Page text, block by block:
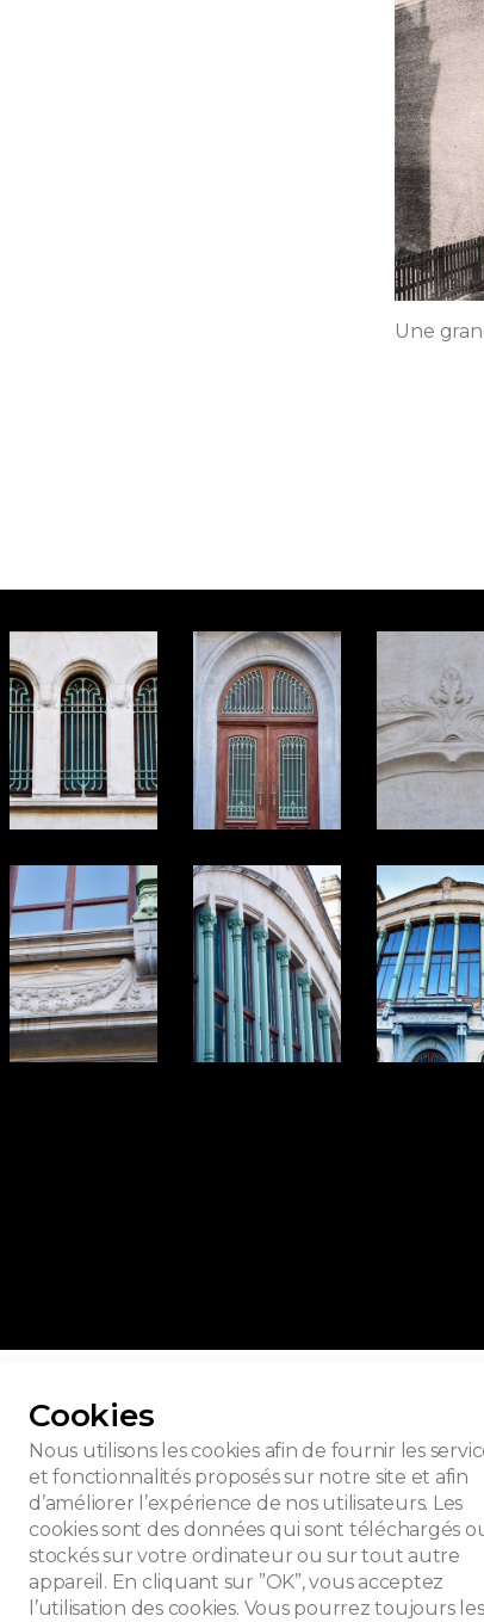
Une
toutes les photos
Josaphat
Cookies
Nous utilisons les cookies afin de fournir les
et fonctionnalités proposés sur notre site et afin
d’améliorer l’expérience de nos utilisateurs. Les
cookies sont des données qui sont téléchargés
stockés sur votre ordinateur ou sur tout autre
appareil. En cliquant sur ”OK”, vous acceptez
l’utilisation des cookies. Vous pourrez toujours les